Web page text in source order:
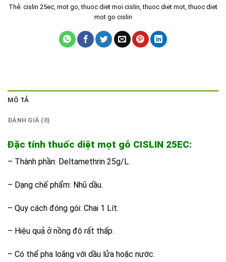
Thẻ: cislin 25ec mot go ,thuoc diet moi cislin ,thuoc diet mot ,thuoc diet
mot go cislin
MÔ TẢ
ĐÁNH GIÁ (0)
Đặc tính thuốc diệt mọt gỗ CISLIN 25EC:
– Thành phần: Deltamethrin 25g/L.
– Dạng chế phẩm: Nhũ dầu.
– Quy cách đóng gói: Chai 1 Lít.
– Hiệu quả ở nồng độ rất thấp.
– Có thể pha loãng với dầu lửa hoặc nước.